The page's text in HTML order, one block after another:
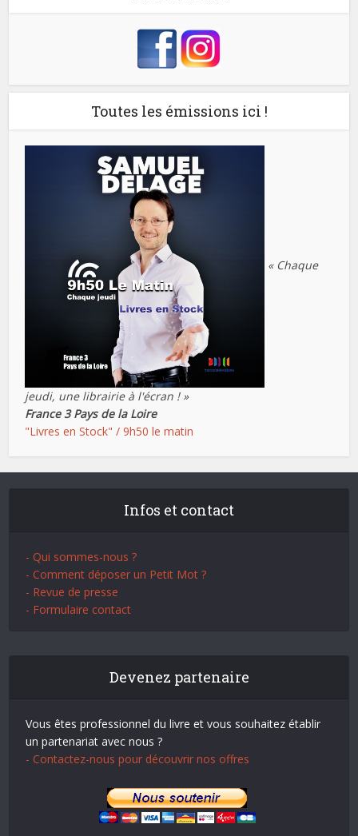
Toutes les émissions ici !
« Chaque
jeudi, une librairie à l'écran ! »
France 3 Pays de la Loire
"Livres en Stock" / 9h50 le matin
Infos et contact
- Qui sommes-nous ?
- Comment déposer un Petit Mot ?
- Revue de presse
- Formulaire contact
Devenez partenaire
Vous êtes professionnel du livre et vous souhaitez établir
un partenariat avec nous ?
- Contactez-nous pour découvrir nos offres